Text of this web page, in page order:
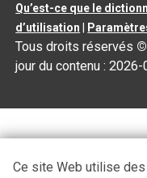
Qu’est-ce que le
d’utilisation
Tous droits réservés ©
jour du contenu :2026-
Ce site Web utilise